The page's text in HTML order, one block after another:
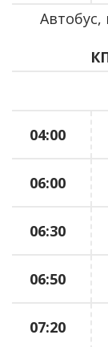
Автобус,
04:00
06:00
06:30
06:50
07:20